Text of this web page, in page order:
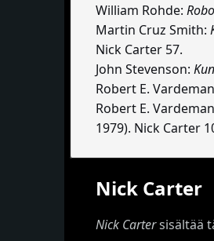
William Rohde:
Martin Cruz Smith:
Nick Carter 57.
John Stevenson:
Robert E.
Robert E.
1979). Nick Carter
Nick Carter
Nick Cartersisältää